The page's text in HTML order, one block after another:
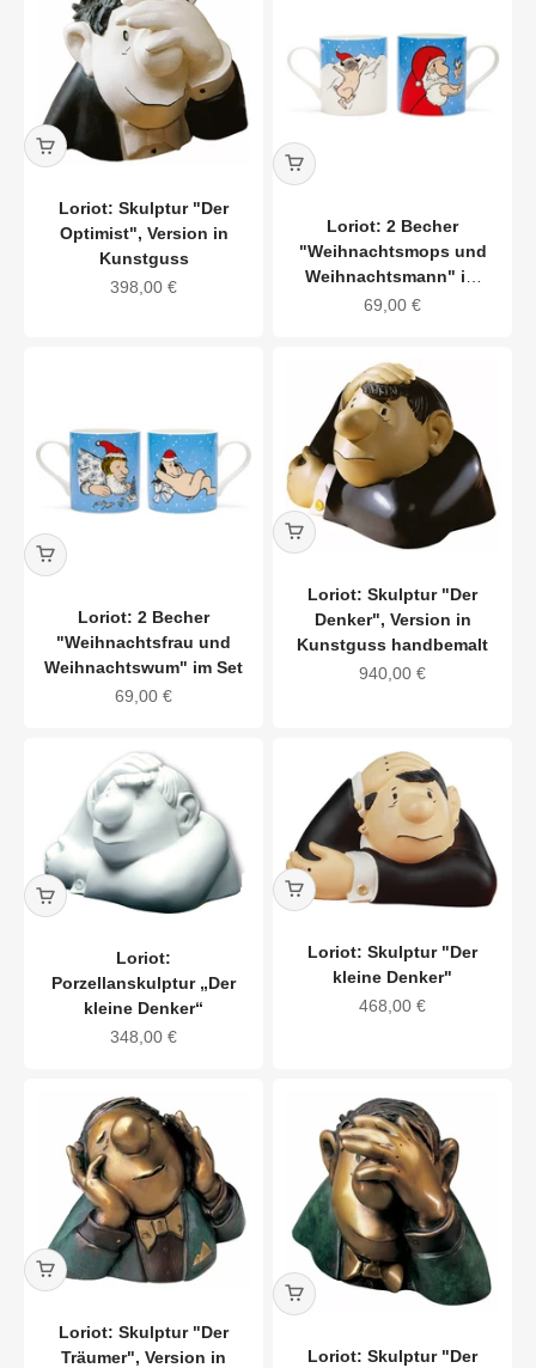
Loriot: Skulptur "Der
Optimist", Version in
Kunstguss
Angebot
398,00 €
Loriot: 2 Becher
"Weihnachtsmops und
Weihnachtsmann" im
Set
Angebot
69,00 €
Loriot: 2 Becher
"Weihnachtsfrau und
Weihnachtswum" im Set
Angebot
69,00 €
Loriot: Skulptur "Der
Denker", Version in
Kunstguss handbemalt
Angebot
940,00 €
Loriot:
Porzellanskulptur „Der
kleine Denker“
Angebot
348,00 €
Loriot: Skulptur "Der
kleine Denker"
Angebot
468,00 €
Loriot: Skulptur "Der
Träumer", Version in
Loriot: Skulptur "Der